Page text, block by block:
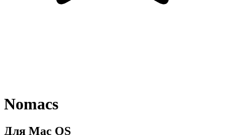
Nomacs
Для Mac OS